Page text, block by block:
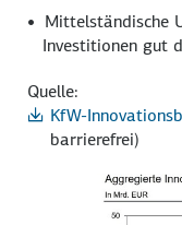
Mittelständische
Investitionen gut
Quelle:
KfW-
barrierefrei)